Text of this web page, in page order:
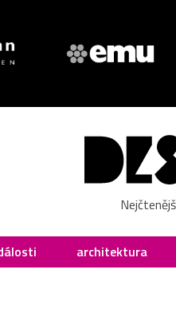
architektura